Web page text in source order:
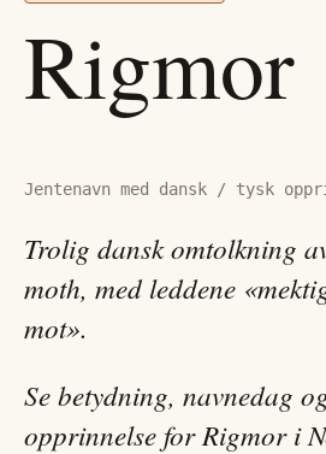
Rigmor
Jentenavn med dansk / tysk
Trolig dansk omtolkning
moth, med leddene
mot».
Se betydning, navnedag
opprinnelse for Rigmor i